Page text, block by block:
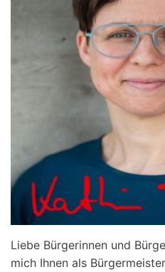
Liebe Bürgerinnen und
mich Ihnen als